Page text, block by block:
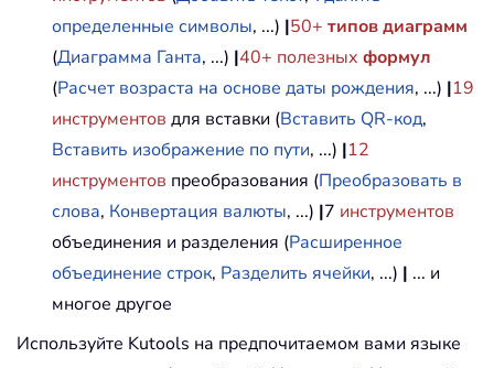
определенные символы, ...) |50+ типов диаграмм
(Диаграмма Ганта, ...) |40+ полезных формул
(Расчет возраста на основе даты рождения, ...) |19
инструментов для вставки (Вставить QR-код,
Вставить изображение по пути, ...) |12
инструментов преобразования (Преобразовать в
слова, Конвертация валюты, ...) |7 инструментов
объединения и разделения (Расширенное
объединение строк, Разделить ячейки, ...) | ... и
многое другое
Используйте Kutools на предпочитаемом вами языке